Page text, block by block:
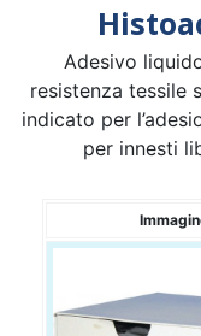
Adesivo
resistenza tessile
indicato per
per innesti